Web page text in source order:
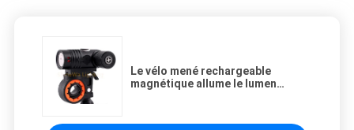
Le vélo mené rechargeable
magnétique allume le lumen